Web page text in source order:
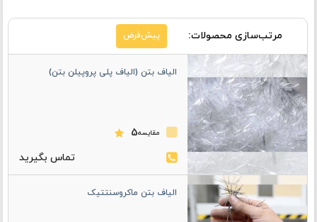
مرتب‌سازی محصولات: پیش‌فرض
الیاف بتن (الیاف پلی پروپیلن بتن)
مقایسه5
الیاف بتن ماکروسنتتیک